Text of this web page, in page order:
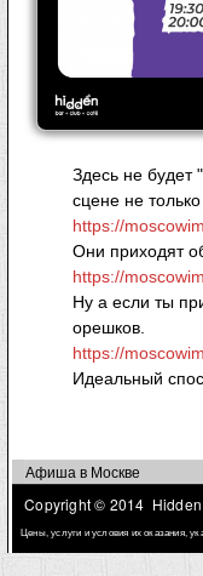
Здесь не будет
сцене не
https://
Они приходят
https://
Ну а если ты
орешков.
https://
Идеальный
Афиша в Москве
Copyright © 2014 Hidden
Цены, услуги и условия их оказания,